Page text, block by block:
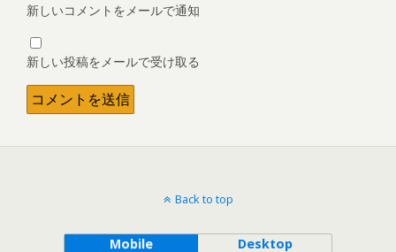
新しいコメントをメールで通知
新しい投稿をメールで受け取る
Back to top
Mobile Desktop